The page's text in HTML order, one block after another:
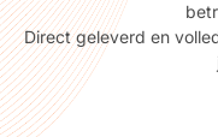
Direct geleverd en